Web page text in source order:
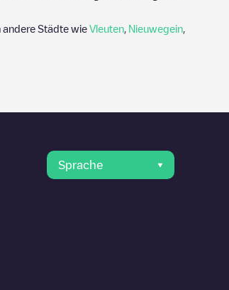
andere Städte wie Vleuten Nieuwegein
Sprache